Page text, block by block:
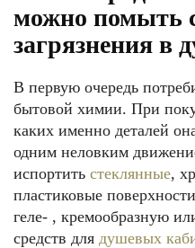
можно помыть
загрязнения в
В первую очередь
бытовой химии. При
каких именно деталей
одним неловким
испортить стеклянные,
пластиковые
геле- , кремообразную
средств для душевых